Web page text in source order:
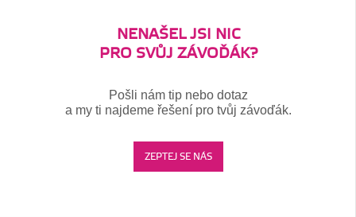
NENAŠEL JSI NIC
PRO SVŮJ ZÁVOĎÁK?
Pošli nám tip nebo dotaz
a my ti najdeme řešení pro tvůj závoďák.
ZEPTEJ SE NÁS